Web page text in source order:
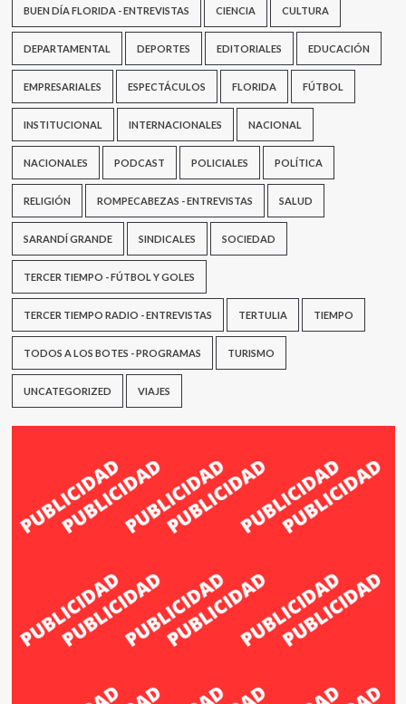
BUEN DÍA FLORIDA - ENTREVISTAS CIENCIA CULTURA
DEPARTAMENTAL DEPORTES EDITORIALES EDUCACIÓN
EMPRESARIALES ESPECTÁCULOS FLORIDA FÚTBOL
INSTITUCIONAL INTERNACIONALES NACIONAL
NACIONALES PODCAST POLICIALES POLÍTICA
RELIGIÓN ROMPECABEZAS - ENTREVISTAS SALUD
SARANDÍ GRANDE SINDICALES SOCIEDAD
TERCER TIEMPO - FÚTBOL Y GOLES
TERCER TIEMPO RADIO - ENTREVISTAS TERTULIA TIEMPO
TODOS A LOS BOTES - PROGRAMAS TURISMO
UNCATEGORIZED VIAJES